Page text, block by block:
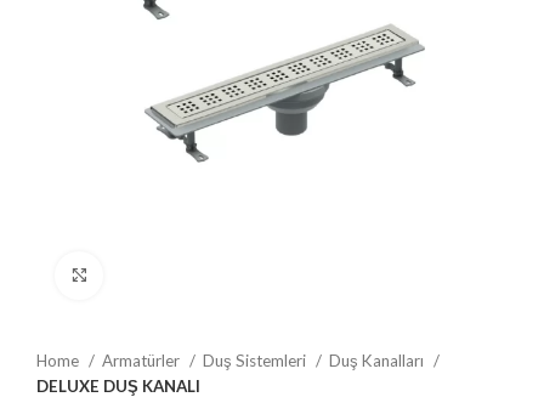
Home Armatürler Duş Sistemleri
Duş Kanalları
DELUXE DUŞ KANALI